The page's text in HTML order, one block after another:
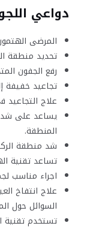
دواعي
المرضى
تحديد منطقة
رفع الجفون
تجاعيد
علاج التجاعيد
يساعد على شد
المنطقة.
شد منطقة
تساعد تقنية
اجراء مناسب
علاج انتفاخ
السوائل حول
تستخدم تقنية